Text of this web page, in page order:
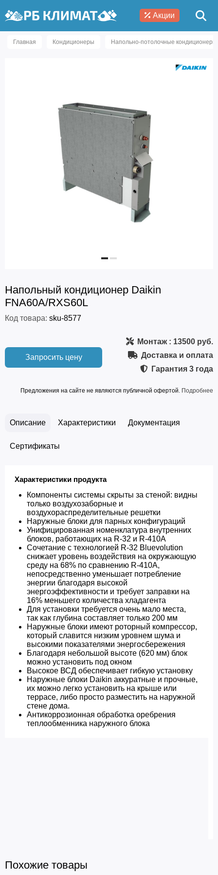
Акции
Главная Кондиционеры Напольно-потолочные кондиционеры
Напольный кондиционер Daikin
FNA60A/RXS60L
Код товара: sku-8577
Запросить цену
Монтаж: 13500 руб.
Доставка и оплата
Гарантия 3 года
Предложения на сайте не являются публичной офертой. Подробнее
Описание Характеристики Документация
Сертификаты
Характеристики продукта
Компоненты системы скрыты за стеной: видны
только воздухозаборные и
воздухораспределительные решетки
Наружные блоки для парных конфигураций
Унифицированная номенклатура внутренних
блоков, работающих на R-32 и R-410A
Сочетание с технологией R-32 Bluevolution
снижает уровень воздействия на окружающую
среду на 68% по сравнению R-410A,
непосредственно уменьшает потребление
энергии благодаря высокой
энергоэффективности и требует заправки на
16% меньшего количества хладагента
Для установки требуется очень мало места,
так как глубина составляет только 200 мм
Наружные блоки имеют роторный компрессор,
который славится низким уровнем шума и
высокими показателями энергосбережения
Благодаря небольшой высоте (620 мм) блок
можно установить под окном
Высокое ВСД обеспечивает гибкую установку
Наружные блоки Daikin аккуратные и прочные,
их можно легко установить на крыше или
террасе, либо просто разместить на наружной
стене дома.
Антикоррозионная обработка оребрения
теплообменника наружного блока
Похожие товары